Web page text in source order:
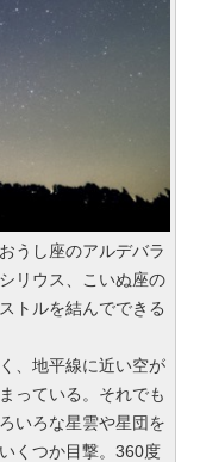
うし座のアルデバラ
リウス、こいぬ座の
トルを結んでできる
、地平線に近い空が
っている。それでも
いろな星雲や星団を
くつか目撃。360度